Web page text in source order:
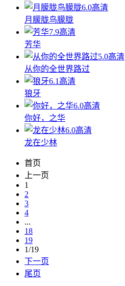
6.0高清
月朦胧鸟朦胧
7.9高清
芳华
5.0高清
从你的全世界路过
6.1 高清
狼牙
6.0高清
你好，之华
6.0高清
龙在少林
首页
上一页
1
2
3
4
...
18
19
1/19
下一页
尾页